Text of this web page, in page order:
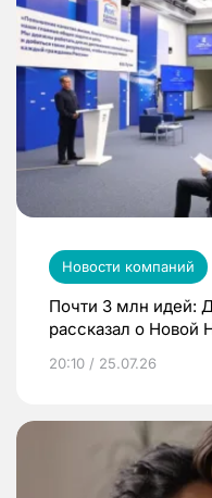
Новости компаний
Почти 3 млн идей:
рассказал о Новой
20:10 / 25.07.26